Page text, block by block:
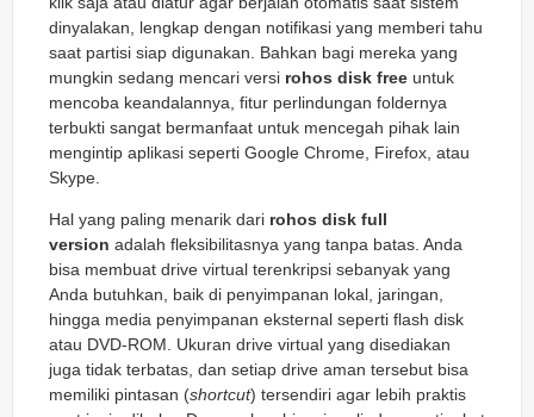
dinyalakan, lengkap dengan notifikasi yang memberi tahu
saat partisi siap digunakan. Bahkan bagi mereka yang
mungkin sedang mencari versi rohos disk free untuk
mencoba keandalannya, fitur perlindungan foldernya
terbukti sangat bermanfaat untuk mencegah pihak lain
mengintip aplikasi seperti Google Chrome, Firefox, atau
Skype.
Hal yang paling menarik dari rohos disk full
version adalah fleksibilitasnya yang tanpa batas. Anda
bisa membuat drive virtual terenkripsi sebanyak yang
Anda butuhkan, baik di penyimpanan lokal, jaringan,
hingga media penyimpanan eksternal seperti flash disk
atau DVD-ROM. Ukuran drive virtual yang disediakan
juga tidak terbatas, dan setiap drive aman tersebut bisa
memiliki pintasan (shortcut) tersendiri agar lebih praktis